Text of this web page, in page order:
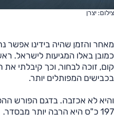
צילום: יצרן
מאחר והזמן שהיה בידינו אפשר
קום, זוכה לבחור, וכך קיבלתי את
בכבישים המפותלים יותר.
והיא לא אכזבה. בדגם הפורש
197 כ"ס היא הרבה יותר מבסדר.